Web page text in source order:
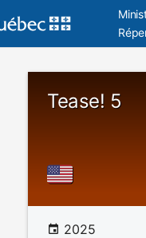
Tease! 5
2025